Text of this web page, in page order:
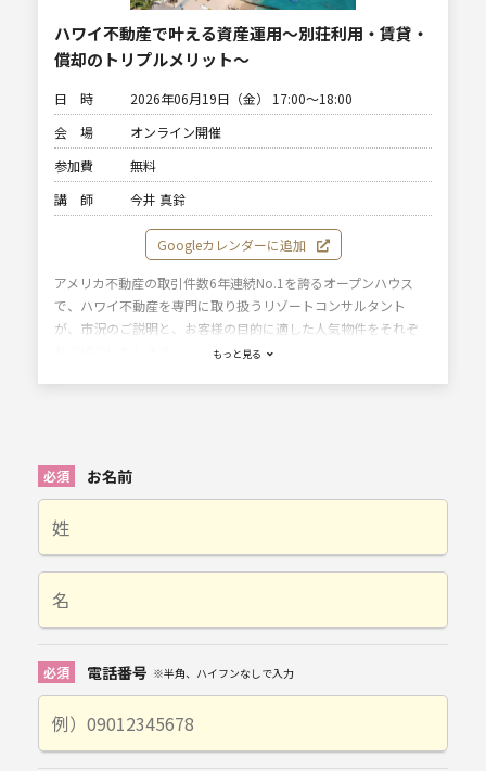
ハワイ不動産で叶える資産運用～別荘利用・賃貸・
償却のトリプルメリット～
日 時
2026年06月19日（金） 17:00〜18:00
会 場
オンライン開催
参加費
無料
講 師
今井 真鈴
Googleカレンダーに追加
アメリカ不動産の取引件数6年連続No.1を誇るオープンハウス
で、ハワイ不動産を専門に取り扱うリゾートコンサルタント
が、市況のご説明と、お客様の目的に適した人気物件をそれぞ
もっと見る
お名前
電話番号 ※半角、ハイフンなしで入力